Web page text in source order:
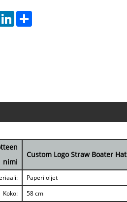
LinkedIn
nimi
Custom Logo Straw Boater Hat
Paperi oljet
Koko:
58 cm